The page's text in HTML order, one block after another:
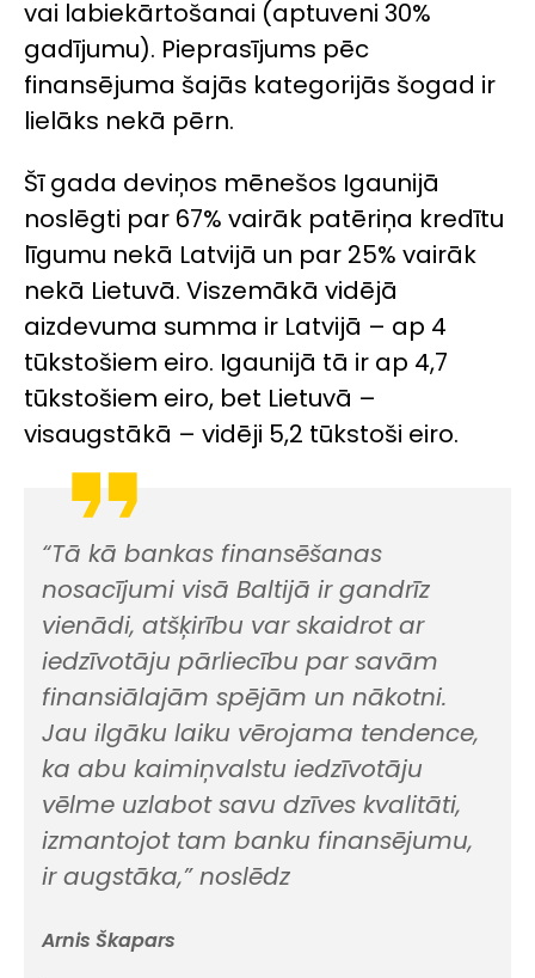
vai labiekārtošanai (aptuveni 30%
gadījumu). Pieprasījums pēc
finansējuma šajās kategorijās šogad ir
lielāks nekā pērn.
Šī gada deviņos mēnešos Igaunijā
noslēgti par 67% vairāk patēriņa kredītu
līgumu nekā Latvijā un par 25% vairāk
nekā Lietuvā. Viszemākā vidējā
aizdevuma summa ir Latvijā – ap 4
tūkstošiem eiro. Igaunijā tā ir ap 4,7
tūkstošiem eiro, bet Lietuvā –
visaugstākā – vidēji 5,2 tūkstoši eiro.
“Tā kā bankas finansēšanas
nosacījumi visā Baltijā ir gandrīz
vienādi, atšķirību var skaidrot ar
iedzīvotāju pārliecību par savām
finansiālajām spējām un nākotni.
Jau ilgāku laiku vērojama tendence,
ka abu kaimiņvalstu iedzīvotāju
vēlme uzlabot savu dzīves kvalitāti,
izmantojot tam banku finansējumu,
ir augstāka,” noslēdz
Arnis Škapars